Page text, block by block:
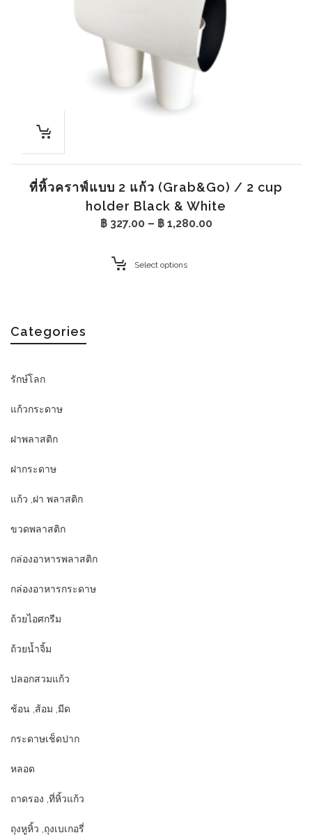
ที่หิ้วคราฟ์แบบ 2 แก้ว (Grab&Go) / 2 cup
holder Black & White
฿327.00 – ฿1,280.00Price
Select options
Categories
รักษ์โลก
แก้วกระดาษ
ฝาพลาสติก
ฝากระดาษ
แก้ว ,ฝา พลาสติก
ขวดพลาสติก
กล่องอาหารพลาสติก
กล่องอาหารกระดาษ
ถ้วยไอศกรีม
ถ้วยน้ำจิ้ม
ปลอกสวมแก้ว
ช้อน ,ส้อม ,มีด
กระดาษเช็ดปาก
หลอด
ถาดรอง ,ที่หิ้วแก้ว
ถุงหูหิ้ว ,ถุงเบเกอรี่